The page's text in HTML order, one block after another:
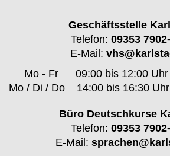
Geschäftsstelle
Telefon: 09353
E-Mail:
Mo - Fr
09:00 bis 12:00 Uhr
Mo / Di / Do
14:00 bis 16:30 Uhr
Büro Deutschkurse
Telefon: 09353
E-Mail: